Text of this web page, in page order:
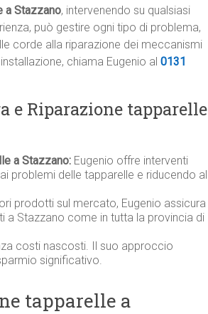
a Stazzano, intervenendo su qualsiasi
può gestire ogni tipo di problema,
corde alla riparazione dei meccanismi
chiama Eugenio al 0131
e Riparazione tapparelle
a Stazzano: Eugenio offre interventi
problemi delle tapparelle e riducendo al
prodotti sul mercato, Eugenio assicura
a Stazzano come in tutta la provincia di
costi nascosti. Il suo approccio
significativo.
tapparelle a